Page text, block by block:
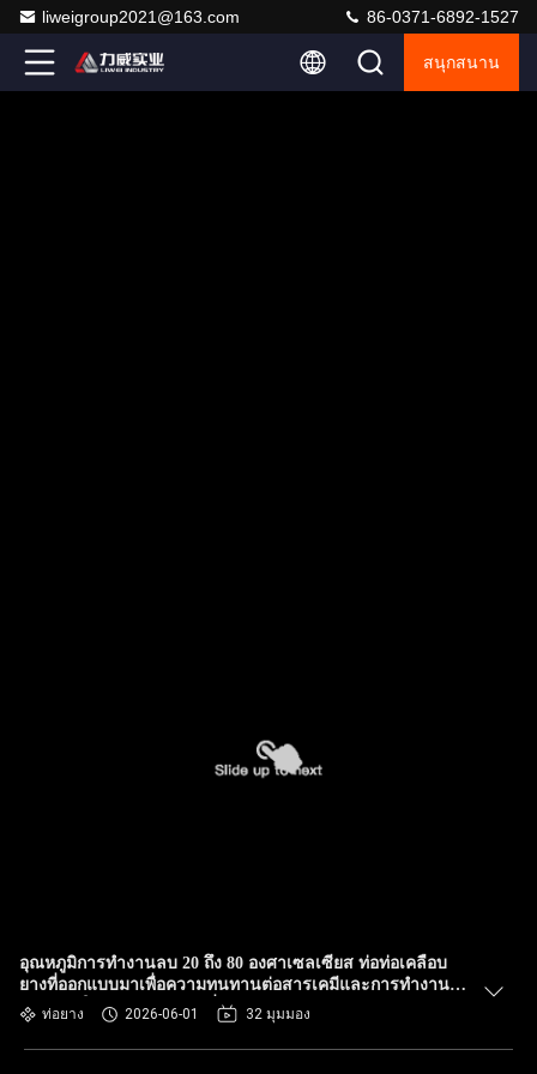
liweigroup2021@163.com 86-0371-6892-1527
สนุกสนาน
อุณหภูมิการทํางานลบ 20 ถึง 80 องศาเซลเซียส ท่อท่อเคลือบ
ยางที่ออกแบบมาเพื่อความทนทานต่อสารเคมีและการทํางานที่
ยาวนานในสภาพแวดล้อมที่รุนแรง
ท่อยาง 2026-06-01 32 มุมมอง